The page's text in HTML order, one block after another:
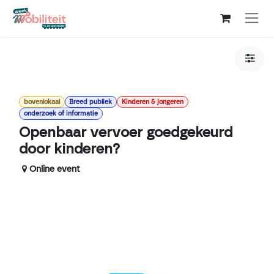
Overslaan naar inhoud
bovenlokaal Breed publiek
Kinderen & jongeren
onderzoek of informatie
Openbaar vervoer goedgekeurd
door kinderen?
Online event